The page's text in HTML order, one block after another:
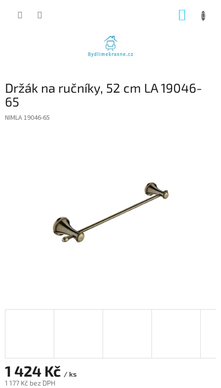
Držák na ručníky, 52 cm LA 19046-
65
NIMLA 19046-65
1 424 Kč / ks
1 177 Kč bez DPH